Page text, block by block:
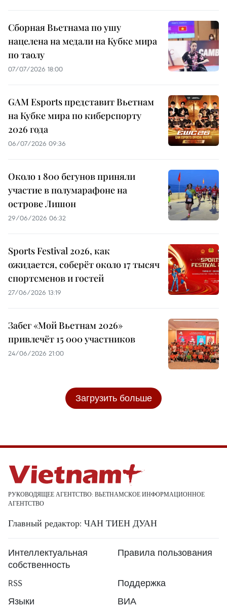
Сборная Вьетнама по ушу
нацелена на медали на Кубке мира
по таолу
07/07/2026 18:00
GAM Esports представит Вьетнам
на Кубке мира по киберспорту
2026 года
06/07/2026 09:36
Около 1 800 бегунов приняли
участие в полумарафоне на
острове Лишон
29/06/2026 06:32
Sports Festival 2026, как
ожидается, соберёт около 17 тысяч
спортсменов и гостей
27/06/2026 13:19
Забег «Мой Вьетнам 2026»
привлечёт 15 000 участников
24/06/2026 21:00
Загрузить больше
РУКОВОДЯЩЕЕ АГЕНТСТВО: ВЬЕТНАМСКОЕ ИНФОРМАЦИОННОЕ
АГЕНТСТВО
Главный редактор: ЧАН ТИЕН ДУАН
Интеллектуальная
собственность
Правила пользования
RSS
Поддержка
Языки
ВИА